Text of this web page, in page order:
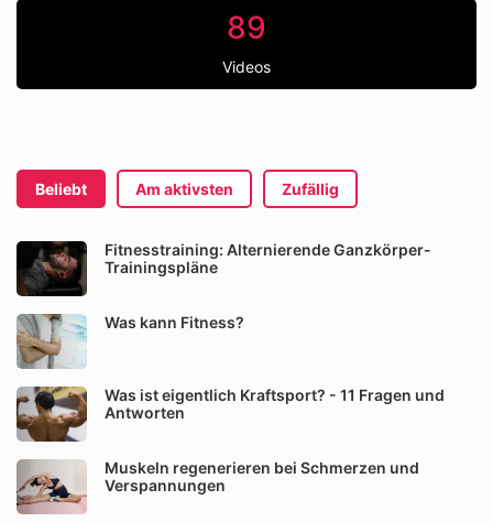
89
Videos
Beliebt Am aktivsten Zufällig
Fitnesstraining: Alternierende Ganzkörper-
Trainingspläne
Was kann Fitness?
Was ist eigentlich Kraftsport? - 11 Fragen und
Antworten
Muskeln regenerieren bei Schmerzen und
Verspannungen